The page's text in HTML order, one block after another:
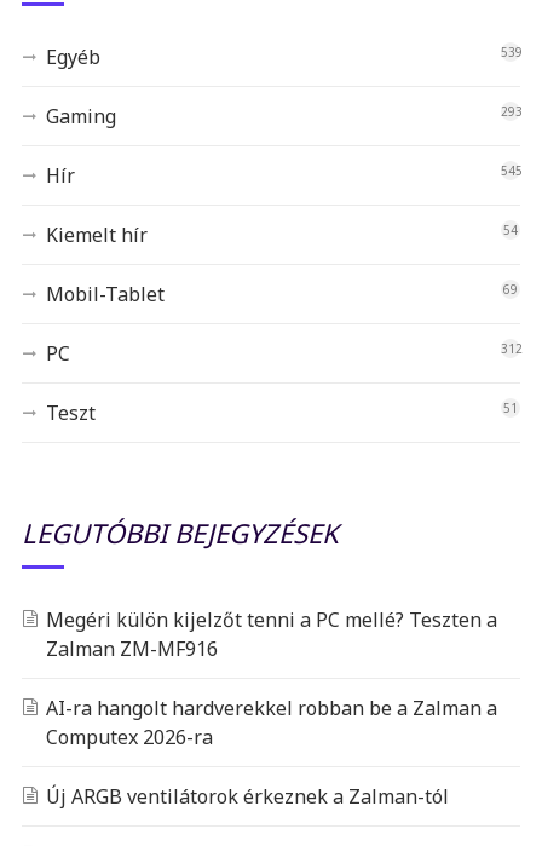
Egyéb 539
Gaming 293
Hír 545
Kiemelt hír 54
Mobil-Tablet 69
PC 312
Teszt 51
LEGUTÓBBI BEJEGYZÉSEK
Megéri külön kijelzőt tenni a PC mellé? Teszten a
Zalman ZM-MF916
AI-ra hangolt hardverekkel robban be a Zalman a
Computex 2026-ra
Új ARGB ventilátorok érkeznek a Zalman-tól